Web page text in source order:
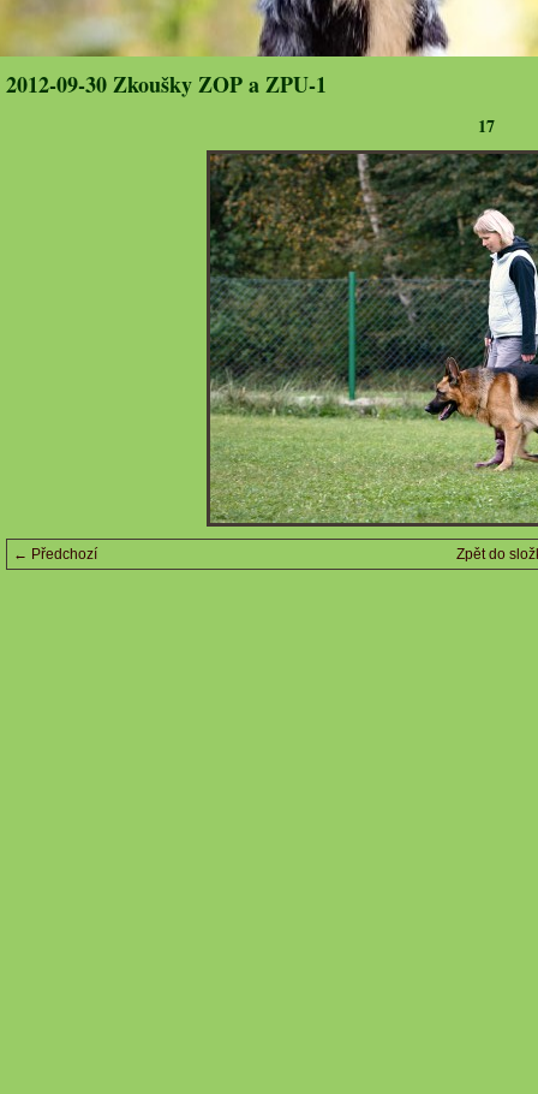
2012-09-30 Zkoušky ZOP a ZPU-1
17
← Předchozí Zpět do